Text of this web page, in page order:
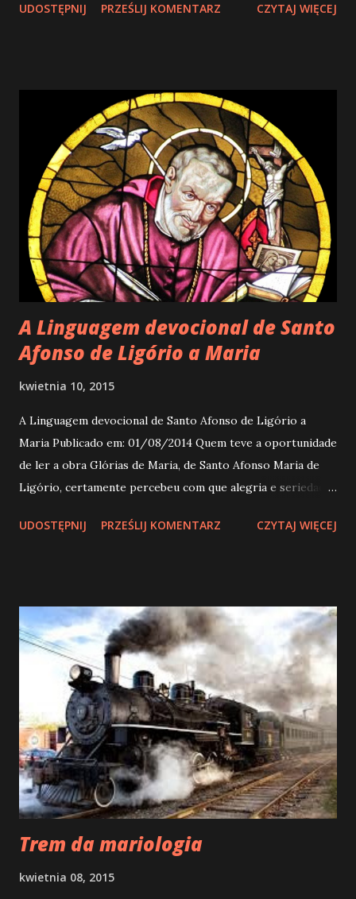
UDOSTĘPNIJ PRZEŚLIJ KOMENTARZ CZYTAJ WIĘCEJ
A Linguagem devocional de Santo
Afonso de Ligório a Maria
kwietnia 10, 2015
A Linguagem devocional de Santo Afonso de Ligório a
Maria Publicado em: 01/08/2014 Quem teve a oportunidade
de ler a obra Glórias de Maria, de Santo Afonso Maria de
Ligório, certamente percebeu com que alegria e seriedade
Lucas (5,45) que a boca fala daquilo de que o coração está
vida que só deseja uma coisa: comunicar o amor. Porém, o
que parece a primeira vista uma tarefa fácil, permanece e
continuará permanecendo um esforço árduo e angustiante.
Inúmeras foram as descobertas na literatura e inúmeros
foram os seus saltos linguísticos – desde uma apreciação
puramente estética ao um conteúdo ético-religioso do
amor. Quando nós, por outro lado, nos adentramos no
âmbito do Cristianismo, nós nos deparamos com uma
encruzilhada, porque o Cristianismo, com a sua...
UDOSTĘPNIJ PRZEŚLIJ KOMENTARZ CZYTAJ WIĘCEJ
Trem da mariologia
kwietnia 08, 2015